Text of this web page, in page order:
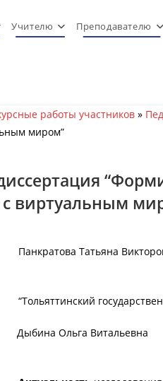
Учителю Преподавателю
работы участников »
миром”
виртуальным
Панкратова Татьяна
“Тольяттинский
Дыбина Ольга Витальевна